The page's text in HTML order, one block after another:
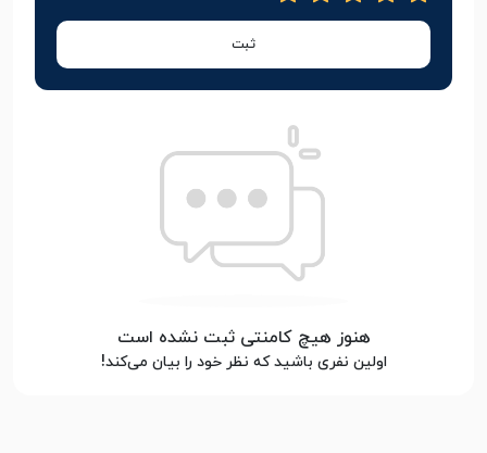
ثبت
هنوز هیچ کامنتی ثبت نشده است
اولین نفری باشید که نظر خود را بیان می‌کند!